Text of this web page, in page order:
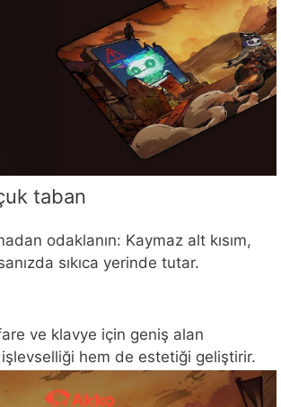
taban
odaklanın: Kaymaz alt kısım,
sıkıca yerinde tutar.
ve klavye için geniş alan
hem de estetiği geliştirir.